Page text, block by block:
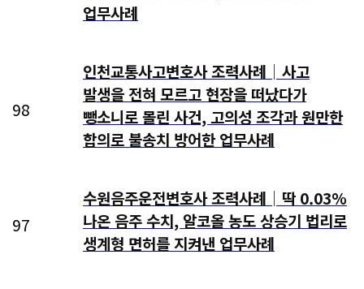
업무사례
98
인천교통사고변호사 조력사례│사고
발생을 전혀 모르고 현장을 떠났다가
뺑소니로 몰린 사건, 고의성 조각과 원만한
합의로 불송치 방어한 업무사례
97
수원음주운전변호사 조력사례│딱 0.03%
나온 음주 수치, 알코올 농도 상승기 법리로
생계형 면허를 지켜낸 업무사례